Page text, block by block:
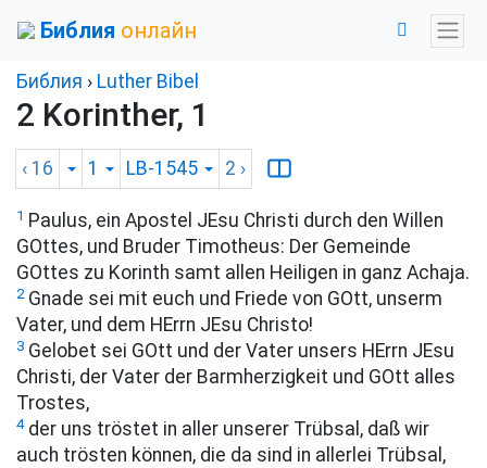
Библия онлайн
Библия › Luther Bibel
2 Korinther, 1
‹ 16 1 LB-1545 2 ›
1 Paulus, ein Apostel JEsu Christi durch den Willen
GOttes, und Bruder Timotheus: Der Gemeinde
GOttes zu Korinth samt allen Heiligen in ganz Achaja.
2Gnade sei mit euch und Friede von GOtt, unserm
Vater, und dem HErrn JEsu Christo!
3 Gelobet sei GOtt und der Vater unsers HErrn JEsu
Christi, der Vater der Barmherzigkeit und GOtt alles
Trostes,
4der uns tröstet in aller unserer Trübsal, daß wir
auch trösten können, die da sind in allerlei Trübsal,